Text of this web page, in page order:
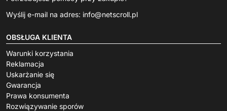
Wyślij e-mail na adres: info@netscroll.pl
OBSŁUGA KLIENTA
Warunki korzystania
Reklamacja
Uskarżanie się
Gwarancja
Prawa konsumenta
Rozwiązywanie sporów